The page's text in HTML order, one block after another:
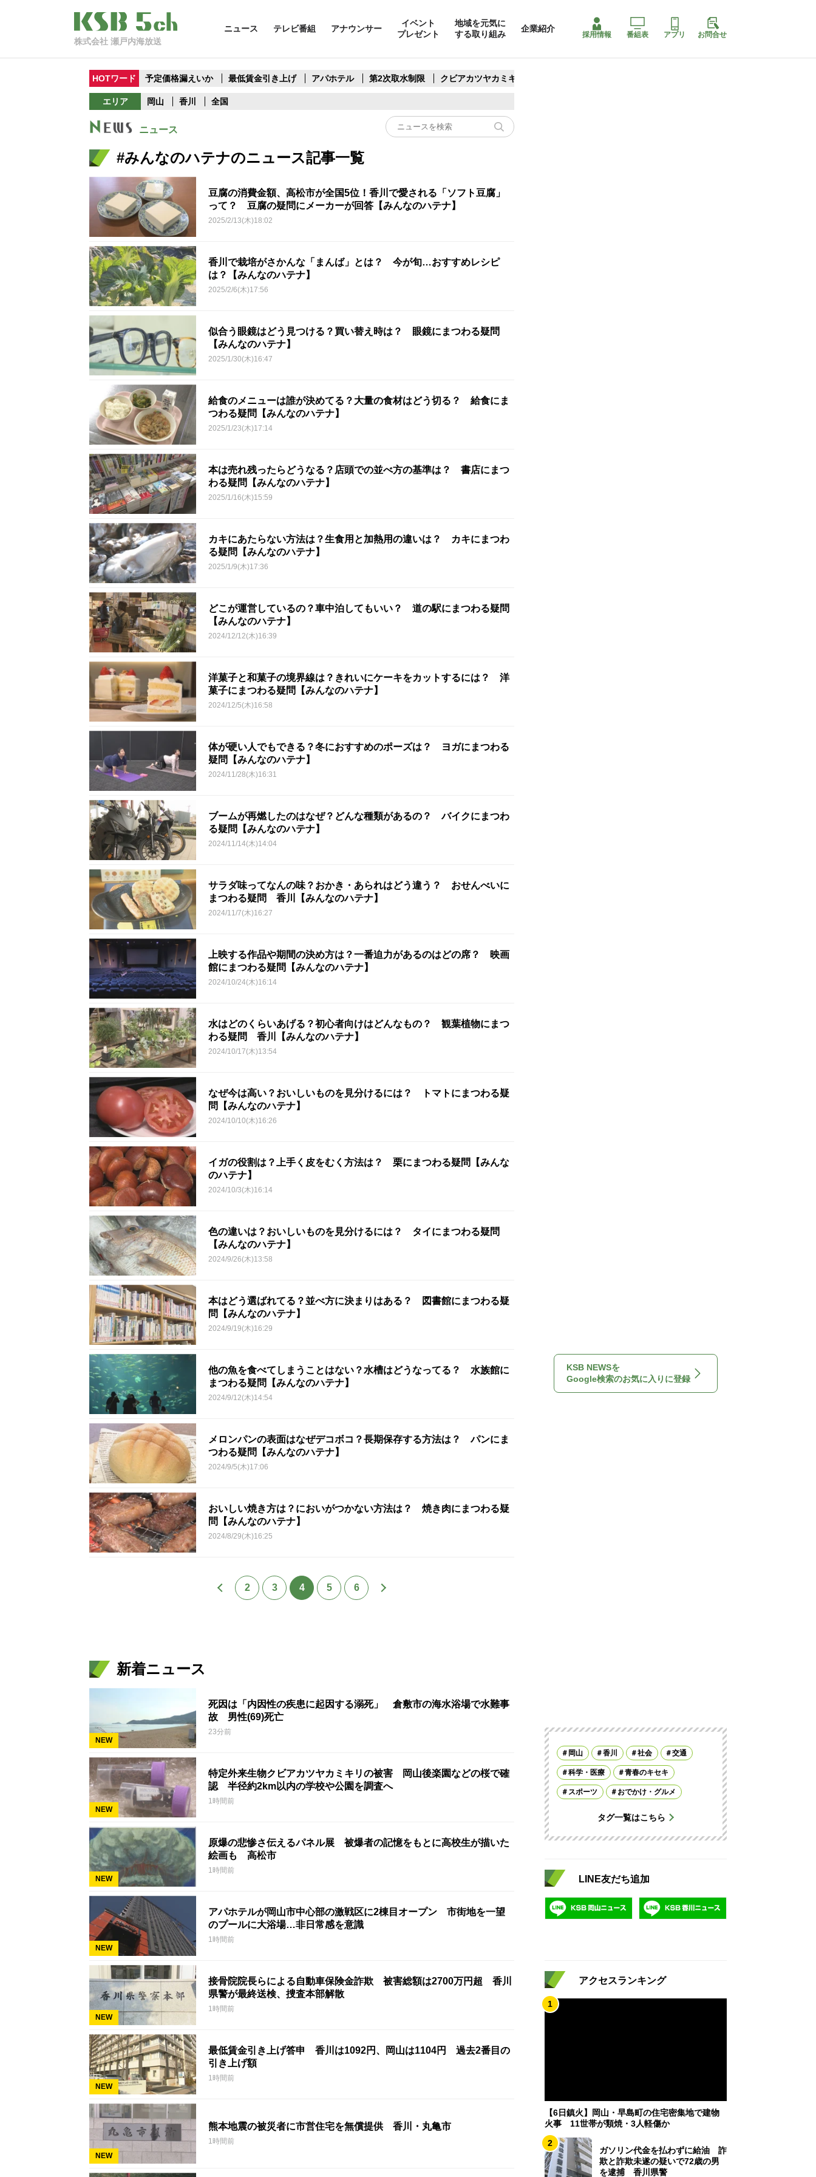
株式会社 瀬戸内海放送
ニュース テレビ番組 アナウンサー
イベント
プレゼント
地域を元気に
する取り組み
企業紹介
採用情報 番組表 アプリ お問合せ
HOTワード 予定価格漏えいか 最低賃金引き上げ アパホテル 第2次取水制限 クビアカツヤカミキリ
エリア 岡山 香川 全国
ニュース
#みんなのハテナのニュース記事一覧
豆腐の消費金額、高松市が全国5位！香川で愛される「ソフト豆腐」
って？ 豆腐の疑問にメーカーが回答【みんなのハテナ】
2025/2/13(木)18:02
香川で栽培がさかんな「まんば」とは？ 今が旬…おすすめレシピ
は？【みんなのハテナ】
2025/2/6(木)17:56
似合う眼鏡はどう見つける？買い替え時は？ 眼鏡にまつわる疑問
【みんなのハテナ】
2025/1/30(木)16:47
給食のメニューは誰が決めてる？大量の食材はどう切る？ 給食にま
つわる疑問【みんなのハテナ】
2025/1/23(木)17:14
本は売れ残ったらどうなる？店頭での並べ方の基準は？ 書店にまつ
わる疑問【みんなのハテナ】
2025/1/16(木)15:59
カキにあたらない方法は？生食用と加熱用の違いは？ カキにまつわ
る疑問【みんなのハテナ】
2025/1/9(木)17:36
どこが運営しているの？車中泊してもいい？ 道の駅にまつわる疑問
【みんなのハテナ】
2024/12/12(木)16:39
洋菓子と和菓子の境界線は？きれいにケーキをカットするには？ 洋
菓子にまつわる疑問【みんなのハテナ】
2024/12/5(木)16:58
体が硬い人でもできる？冬におすすめのポーズは？ ヨガにまつわる
疑問【みんなのハテナ】
2024/11/28(木)16:31
ブームが再燃したのはなぜ？どんな種類があるの？ バイクにまつわ
る疑問【みんなのハテナ】
2024/11/14(木)14:04
サラダ味ってなんの味？おかき・あられはどう違う？ おせんべいに
まつわる疑問 香川【みんなのハテナ】
2024/11/7(木)16:27
上映する作品や期間の決め方は？一番迫力があるのはどの席？ 映画
館にまつわる疑問【みんなのハテナ】
2024/10/24(木)16:14
水はどのくらいあげる？初心者向けはどんなもの？ 観葉植物にまつ
わる疑問 香川【みんなのハテナ】
2024/10/17(木)13:54
なぜ今は高い？おいしいものを見分けるには？ トマトにまつわる疑
問【みんなのハテナ】
2024/10/10(木)16:26
イガの役割は？上手く皮をむく方法は？ 栗にまつわる疑問【みんな
のハテナ】
2024/10/3(木)16:14
色の違いは？おいしいものを見分けるには？ タイにまつわる疑問
【みんなのハテナ】
2024/9/26(木)13:58
本はどう選ばれてる？並べ方に決まりはある？ 図書館にまつわる疑
問【みんなのハテナ】
2024/9/19(木)16:29
他の魚を食べてしまうことはない？水槽はどうなってる？ 水族館に
まつわる疑問【みんなのハテナ】
2024/9/12(木)14:54
メロンパンの表面はなぜデコボコ？長期保存する方法は？ パンにま
つわる疑問【みんなのハテナ】
2024/9/5(木)17:06
おいしい焼き方は？においがつかない方法は？ 焼き肉にまつわる疑
問【みんなのハテナ】
2024/8/29(木)16:25
2 3 4 5 6
新着ニュース
NEW
死因は「内因性の疾患に起因する溺死」 倉敷市の海水浴場で水難事
故 男性(69)死亡
23分前
NEW
特定外来生物クビアカツヤカミキリの被害 岡山後楽園などの桜で確
認 半径約2km以内の学校や公園を調査へ
1時間前
NEW
原爆の悲惨さ伝えるパネル展 被爆者の記憶をもとに高校生が描いた
絵画も 高松市
1時間前
NEW
アパホテルが岡山市中心部の激戦区に2棟目オープン 市街地を一望
のプールに大浴場…非日常感を意識
1時間前
NEW
接骨院院長らによる自動車保険金詐欺 被害総額は2700万円超 香川
県警が最終送検、捜査本部解散
1時間前
NEW
最低賃金引き上げ答申 香川は1092円、岡山は1104円 過去2番目の
引き上げ額
1時間前
NEW
熊本地震の被災者に市営住宅を無償提供 香川・丸亀市
1時間前
KSB NEWSを
Google検索のお気に入りに登録
岡山 香川 社会 交通
科学・医療 青春のキセキ
スポーツ おでかけ・グルメ
タグ一覧はこちら
LINE友だち追加
アクセスランキング
1
【6日鎮火】岡山・早島町の住宅密集地で建物
火事 11世帯が類焼・3人軽傷か
2
ガソリン代金を払わずに給油 詐
欺と詐欺未遂の疑いで72歳の男
を逮捕 香川県警